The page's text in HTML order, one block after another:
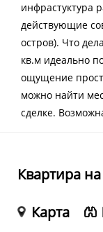
инфрастуктура
действующие
остров). Что
кв.м идеально
ощущение
можно найти
сделке.
Квартира
Карта